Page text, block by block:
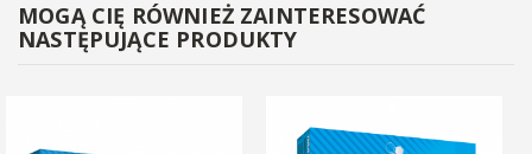
MOGĄ CIĘ RÓWNIEŻ ZAINTERESOWAĆ
NASTĘPUJĄCE PRODUKTY